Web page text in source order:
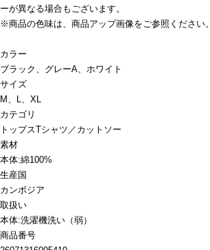
ーが異なる場合もございます。
※商品の色味は、商品アップ画像をご参照ください。
カラー
ブラック、グレーA、ホワイト
サイズ
M、L、XL
カテゴリ
トップスTシャツ／カットソー
素材
本体:綿100%
生産国
カンボジア
取扱い
本体:洗濯機洗い（弱）
商品番号